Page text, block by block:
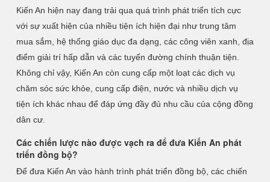
Kiến An hiện nay đang trải qua quá trình phát triển tích cực
với sự xuất hiện của nhiều tiện ích hiện đại như trung tâm
mua sắm, hệ thống giáo dục đa dạng, các công viên xanh, địa
điểm giải trí hấp dẫn và các tuyến đường chính thuận tiện.
Không chỉ vậy, Kiến An còn cung cấp một loạt các dịch vụ
chăm sóc sức khỏe, cung cấp điện, nước và nhiều dịch vụ
tiện ích khác nhau để đáp ứng đầy đủ nhu cầu của cộng đồng
dân cư.
Các chiến lược nào được vạch ra để đưa Kiến An phát
triển đồng bộ?
Để đưa Kiến An vào hành trình phát triển đồng bộ, các chiến